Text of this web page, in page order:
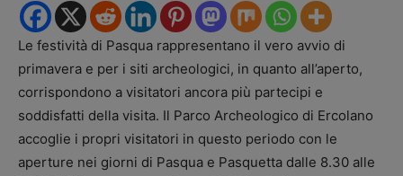
Le festività di Pasqua rappresentano il vero avvio di
primavera e per i siti archeologici, in quanto all’aperto,
corrispondono a visitatori ancora più partecipi e
soddisfatti della visita. Il Parco Archeologico di Ercolano
accoglie i propri visitatori in questo periodo con le
aperture nei giorni di Pasqua e Pasquetta dalle 8.30 alle